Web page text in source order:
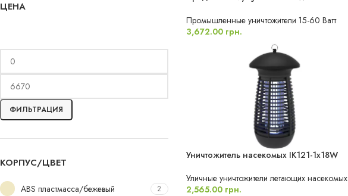
ЦЕНА
ФИЛЬТРАЦИЯ
КОРПУС/ЦВЕТ
ABS пластмасса/бежевый 2
Промышленные уничтожители 15-60 Ватт
3,672.00 грн.
НОВИНКА
ВЛАГОЗАЩИЩЕННЫЙ
Уничтожитель насекомых IK121-1x18W
Уличные уничтожители летающих насекомых
2,565.00 грн.